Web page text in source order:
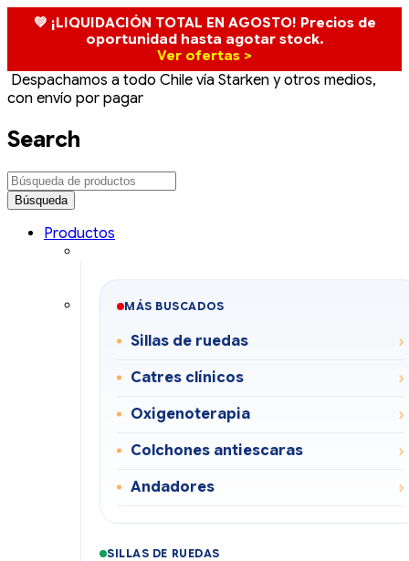
💚 ¡LIQUIDACIÓN TOTAL EN AGOSTO! Precios de
oportunidad hasta agotar stock.
Ver ofertas >
Despachamos a todo Chile vía Starken y otros medios,
con envío por pagar
Search
Productos
MÁS BUSCADOS
Sillas de ruedas
Catres clínicos
Oxigenoterapia
Colchones antiescaras
Andadores
SILLAS DE RUEDAS